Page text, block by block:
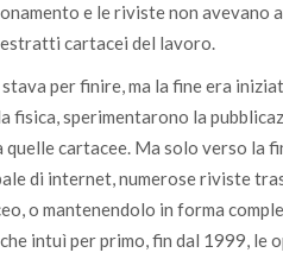
e le riviste non avevano
cartacei del lavoro.
per finire, ma la fine era
fisica, sperimentarono la
cartacee. Ma solo verso la
di internet, numerose riviste
o mantenendolo in forma
intuì per primo, fin dal 1999, le